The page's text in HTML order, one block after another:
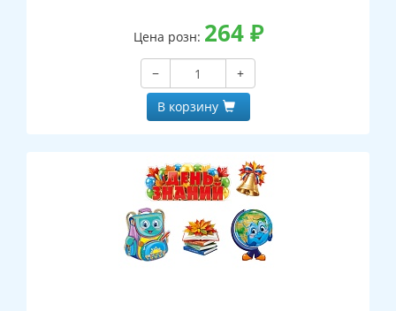
Цена розн: 264₽
−
+
В корзину